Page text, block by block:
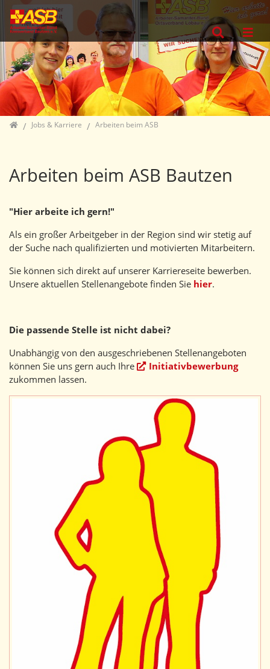
Direkt zur Hauptnavigation springen
Direkt zum Inhalt springen
Jump to sub navigation
HomeJobs & Karriere Arbeiten beim ASB
Arbeiten beim ASB Bautzen
"Hier arbeite ich gern!"
Als ein großer Arbeitgeber in der Region sind wir stetig auf
der Suche nach qualifizierten und motivierten Mitarbeitern.
Sie können sich direkt auf unserer Karriereseite bewerben.
Unsere aktuellen Stellenangebote finden Sie hier.
Die passende Stelle ist nicht dabei?
Unabhängig von den ausgeschriebenen Stellenangeboten
können Sie uns gern auch Ihre
Initiativbewerbung
zukommen lassen.